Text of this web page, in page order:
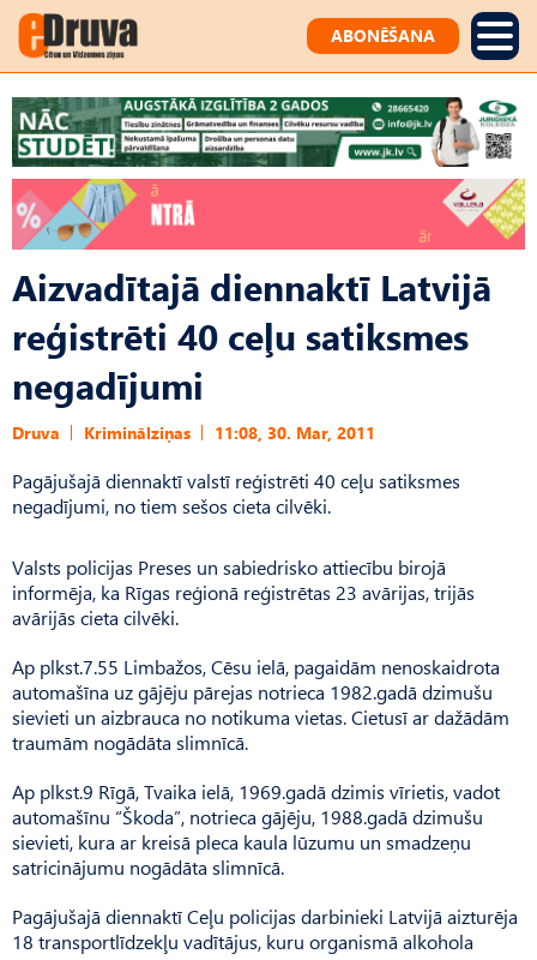
ABONĒŠANA
Aizvadītajā diennaktī Latvijā
reģistrēti 40 ceļu satiksmes
negadījumi
Druva Kriminālziņas 11:08, 30. Mar, 2011
Pagājušajā diennaktī valstī reģistrēti 40 ceļu satiksmes
negadījumi, no tiem sešos cieta cilvēki.
Valsts policijas Preses un sabiedrisko attiecību birojā
informēja, ka Rīgas reģionā reģistrētas 23 avārijas, trijās
avārijās cieta cilvēki.
Ap plkst.7.55 Limbažos, Cēsu ielā, pagaidām nenoskaidrota
automašīna uz gājēju pārejas notrieca 1982.gadā dzimušu
sievieti un aizbrauca no notikuma vietas. Cietusī ar dažādām
traumām nogādāta slimnīcā.
Ap plkst.9 Rīgā, Tvaika ielā, 1969.gadā dzimis vīrietis, vadot
automašīnu “Škoda”, notrieca gājēju, 1988.gadā dzimušu
sievieti, kura ar kreisā pleca kaula lūzumu un smadzeņu
satricinājumu nogādāta slimnīcā.
Pagājušajā diennaktī Ceļu policijas darbinieki Latvijā aizturēja
18 transportlīdzekļu vadītājus, kuru organismā alkohola